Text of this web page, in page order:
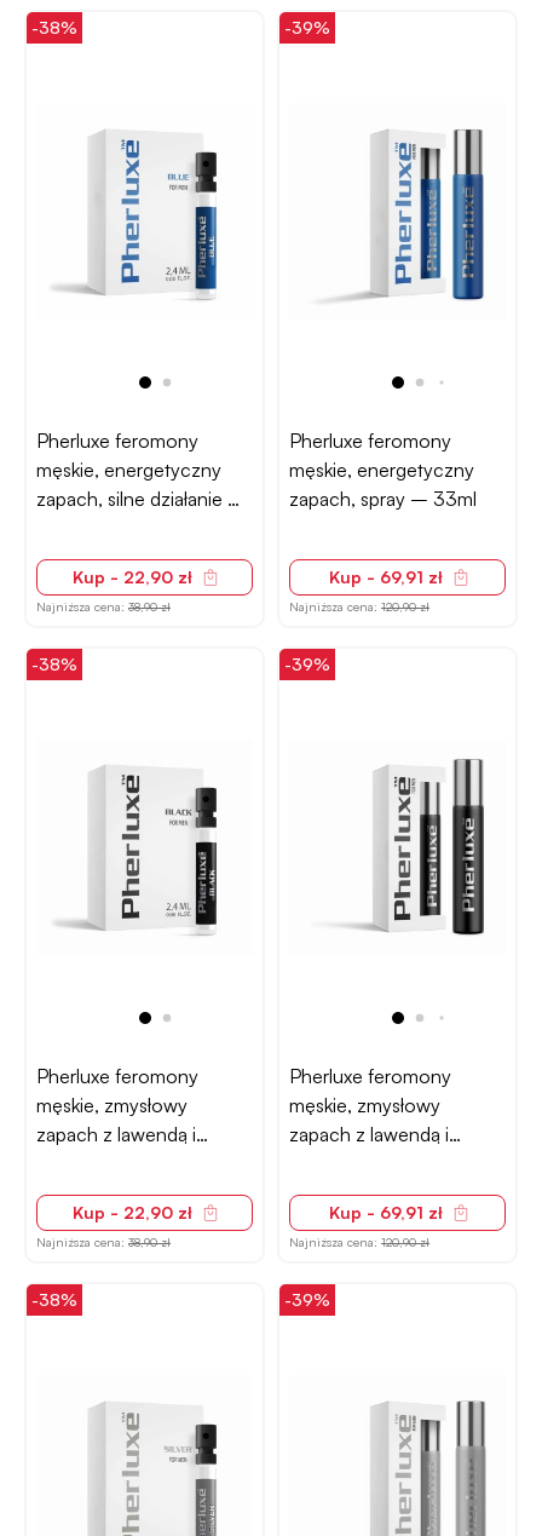
-38%
Pherluxe feromony
męskie, energetyczny
zapach, silne działanie –
Kup - 22,90 zł
Najniższa cena: 38,90 zł
-39%
Pherluxe feromony
męskie, energetyczny
zapach, spray – 33ml
Kup - 69,91 zł
Najniższa cena: 120,90 zł
-38%
Pherluxe feromony
męskie, zmysłowy
zapach z lawendą i
Kup - 22,90 zł
Najniższa cena: 38,90 zł
-39%
Pherluxe feromony
męskie, zmysłowy
zapach z lawendą i
Kup - 69,91 zł
Najniższa cena: 120,90 zł
-38% -39%